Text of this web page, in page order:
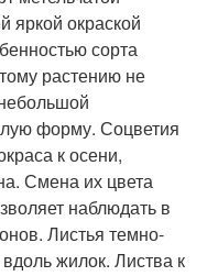
яркой окраской
сорта
растению не
форму. Соцветия
к осени,
Смена их цвета
наблюдать в
Листья темно-
жилок. Листва к